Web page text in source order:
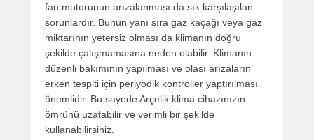
fan motorunun arızalanması da sık karşılaşılan
sorunlardır. Bunun yanı sıra gaz kaçağı veya gaz
miktarının yetersiz olması da klimanın doğru
şekilde çalışmamasına neden olabilir. Klimanın
düzenli bakımının yapılması ve olası arızaların
erken tespiti için periyodik kontroller yaptırılması
önemlidir. Bu sayede Arçelik klima cihazınızın
ömrünü uzatabilir ve verimli bir şekilde
kullanabilirsiniz.